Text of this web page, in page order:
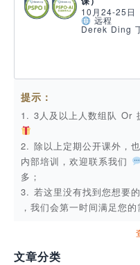
10月24-25日
远程
Derek Ding
提示：
1. 3人及以上人数组队 Or
2. 除以上定期公开课外，
内部培训，欢迎联系我们
多；
3. 若这里没有找到您想要
，我们会第一时间满足您的
文章分类